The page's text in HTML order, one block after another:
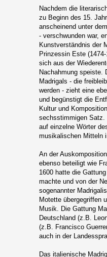
Nachdem die
zu Beginn des 15.
anscheinend unter
- verschwunden war,
Kunstverständnis der
Prinzessin Este
sich aus der
Nachahmung speiste.
Madrigals - die
werden - zieht eine
und begünstigt die
Kultur und
sechsstimmigen Satz.
auf einzelne Wörter
musikalischen Mitteln
An der
ebenso beteiligt wie
1600 hatte die
machte und von der
sogenannter
Motette übergegriffen
Musik. Die Gattung
Deutschland (z.B.
(z.B. Francisco
auch in der
Das italienische